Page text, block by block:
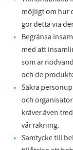
möjligt om hur
gör detta via
Begränsa
med att
som är
och de
Säkra
och
kräver även
vår räkning.
Samtycke till